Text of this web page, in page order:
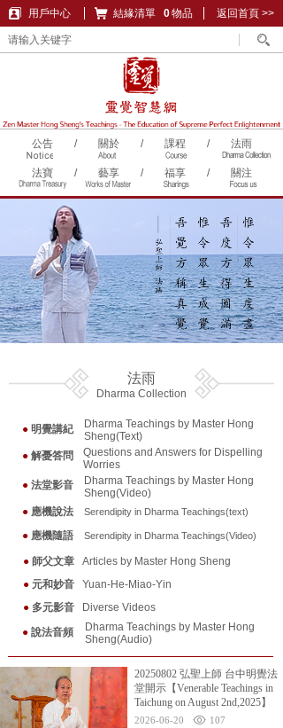
結緣清單
購物車 0物品
用戶中心 返回首頁 >>
公告/ 關於/ 課程 / 法雨
法寶/ 藝享/ 福享/ 關注
法雨
Dharma Collection
Dharma Teachings by Master Hong
Sheng(Text)
● 明覺講紀
● 解憂答問
Questions and Answers for Dispelling
Worries
● 法堂影音
Dharma Teachings by Master Hong
Sheng(Video)
● 應機說法 Serendipity in Dharma Teachings(text)
● 應機隨語 Serendipity in Dharma Teachings(Video)
● 師父文章 Articles by Master Hong Sheng
● 元和妙音 Yuan-He-Miao-Yin
● 多元影音
Diverse Videos
Dharma Teachings by Master Hong
Sheng(Audio)
● 說法音頻
20250802 弘聖上師 台中明覺法
堂開示【Venerable Teachings in
Taichung on August 2nd,2025】
2026-06-20 107